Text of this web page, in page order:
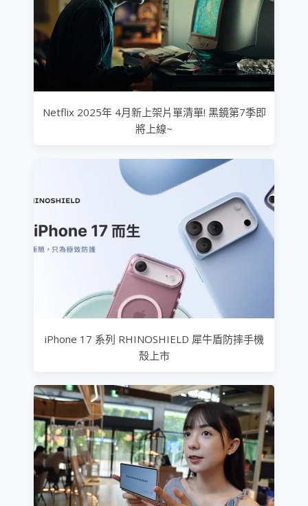
Netflix 2025年 4月新上架片單清單! 黑鏡第7季即
將上線~
iPhone 17 系列 RHINOSHIELD 犀牛盾防摔手機
殼上市